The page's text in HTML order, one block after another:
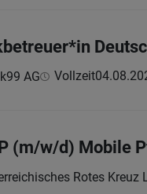
AG Vollzeit
(m/w/d) Mobile
Rotes Kreuz